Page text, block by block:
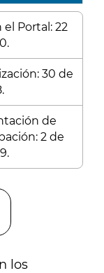
Portal: 22
30 de
de
2 de
los